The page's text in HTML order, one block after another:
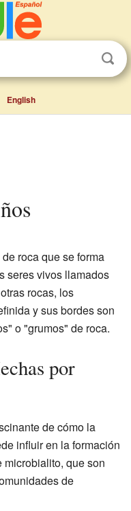
English
roca que se forma
seres vivos llamados
rocas, los
y sus bordes son
o "grumos" de roca.
por
de cómo la
influir en la formación
microbialito, que son
de